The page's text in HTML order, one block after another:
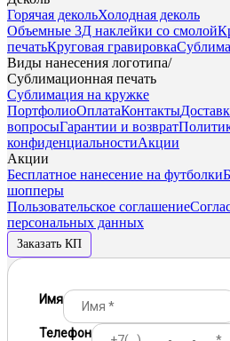
Горячая декольХолодная деколь
Объемные 3Д наклейки со смолой
печатьКруговая гравировка
Виды нанесения логотипа/
Сублимационная печать
Сублимация на кружке
ПортфолиоОплатаКонтакты
вопросыГарантии и возврат
конфиденциальностиАкции
Акции
Бесплатное нанесение на футболки
шопперы
Пользовательское соглашение
персональных данных
Заказать КП
Имя
Телефон